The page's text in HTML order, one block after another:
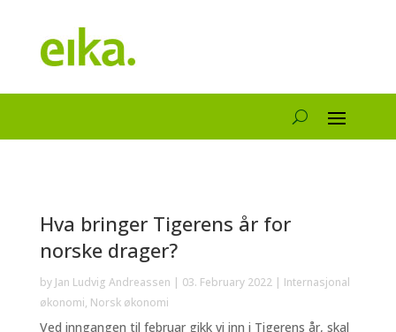
Hva bringer Tigerens år for
norske drager?
by Jan Ludvig Andreassen | 03. February 2022| Internasjonal
økonomi, Norsk økonomi
Ved inngangen til februar gikk vi inn i Tigerens år, skal